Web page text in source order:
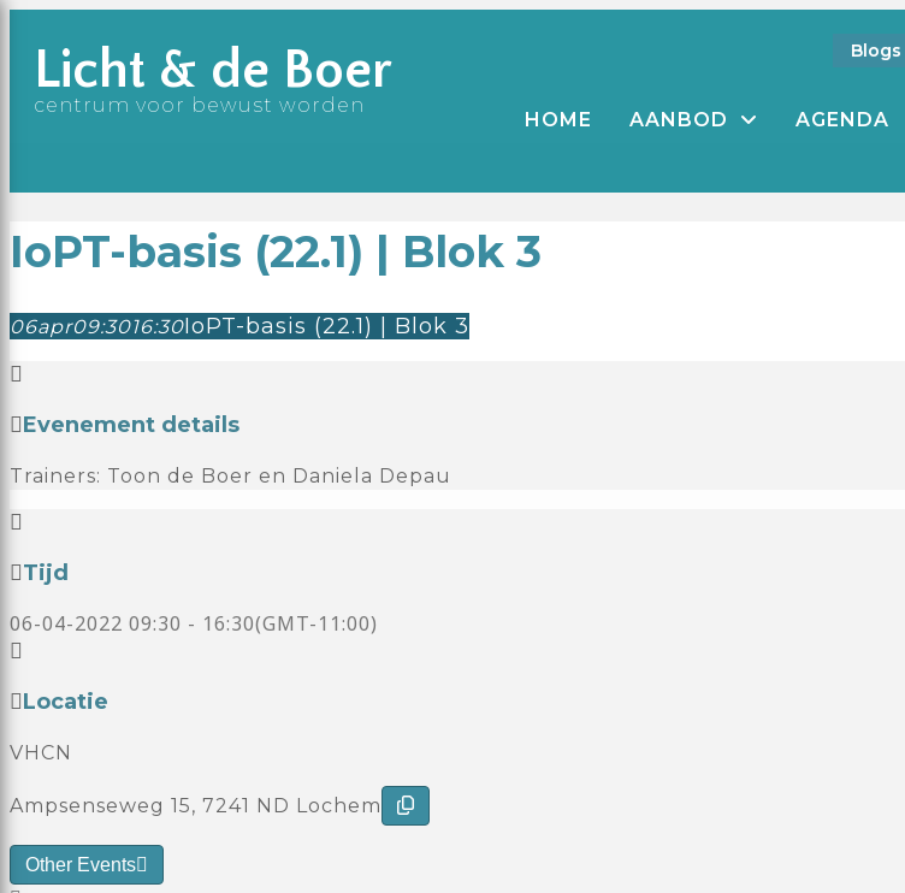
Licht & de Boer
centrum voor bewust worden
Blogs
HOME AANBOD AGENDA
IoPT-basis (22.1) | Blok 3
06apr09:3016:30IoPT-basis (22.1) | Blok 3
Evenement details
Trainers: Toon de Boer en Daniela Depau
Tijd
06-04-2022 09:30 - 16:30(GMT-11:00)
Locatie
VHCN
Ampsenseweg 15, 7241 ND Lochem
Other Events